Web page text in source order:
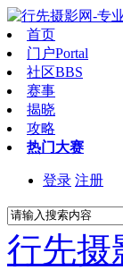
首页
门户Portal
社区BBS
赛事
揭晓
攻略
热门大赛
登录 注册
行先摄